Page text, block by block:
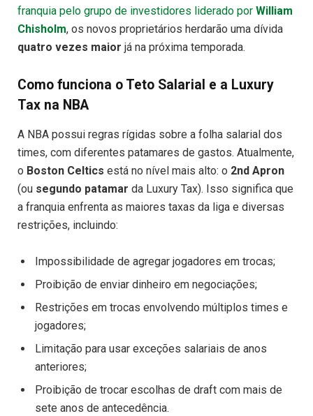
franquia pelo grupo de investidores liderado por William
Chisholm, os novos proprietários herdarão uma dívida
quatro vezes maior já na próxima temporada.
Como funciona o Teto Salarial e a Luxury
Tax na NBA
A NBA possui regras rígidas sobre a folha salarial dos
times, com diferentes patamares de gastos. Atualmente,
o Boston Celtics está no nível mais alto: o 2nd Apron
(ou segundo patamar da Luxury Tax). Isso significa que
a franquia enfrenta as maiores taxas da liga e diversas
restrições, incluindo:
Impossibilidade de agregar jogadores em trocas;
Proibição de enviar dinheiro em negociações;
Restrições em trocas envolvendo múltiplos times e
jogadores;
Limitação para usar exceções salariais de anos
anteriores;
Proibição de trocar escolhas de draft com mais de
sete anos de antecedência.